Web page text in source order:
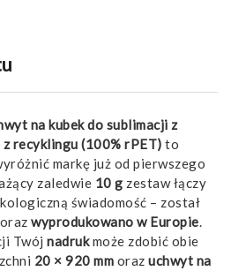
na kubek do sublimacji z
recyklingu (100% rPET) to
markę już od pierwszego
zaledwie 10 g zestaw łączy
świadomość – został
oraz wyprodukowano w Europie.
Twój nadrukmoże zdobić obie
20 × 920 mm oraz uchwyt na